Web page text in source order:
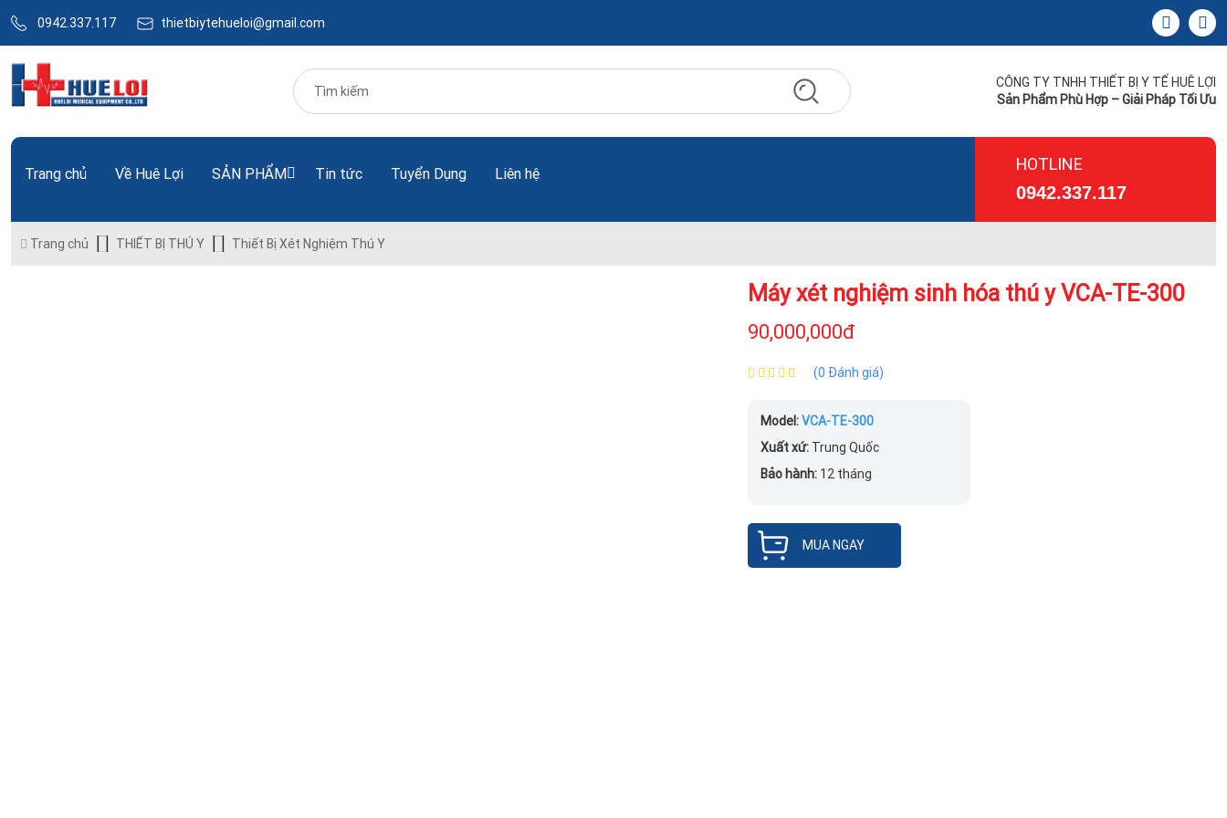
0942.337.117 thietbiytehueloi@gmail.com
CÔNG TY TNHH THIẾT BỊ Y TẾ HUÊ LỢI
Sản Phẩm Phù Hợp – Giải Pháp Tối Ưu
Trang chủ Về Huê Lợi SẢN PHẨM Tin tức Tuyển Dụng Liên hệ HOTLINE
0942.337.117
Trang chủ THIẾT BỊ THÚ Y Thiết Bị Xét Nghiệm Thú Y
Máy xét nghiệm sinh hóa thú y VCA-TE-300
90,000,000đ
(0 Đánh giá)
Model:VCA-TE-300
Xuất xứ: Trung Quốc
Bảo hành: 12 tháng
MUA NGAY